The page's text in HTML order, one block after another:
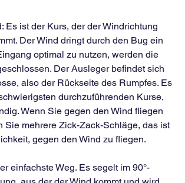
Es ist der Kurs, der der Windrichtung
Der Wind dringt durch den Bug ein
optimal zu nutzen, werden die
Der Ausleger befindet sich
also der Rückseite des Rumpfes. Es
durchzuführenden Kurse,
Wenn Sie gegen den Wind fliegen
Sie mehrere Zick-Zack-Schläge, das ist
gegen den Wind zu fliegen.
einfachste Weg. Es segelt im 90°-